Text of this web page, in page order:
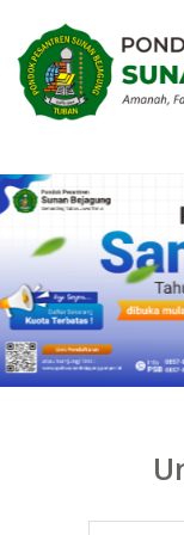
content
Pondok